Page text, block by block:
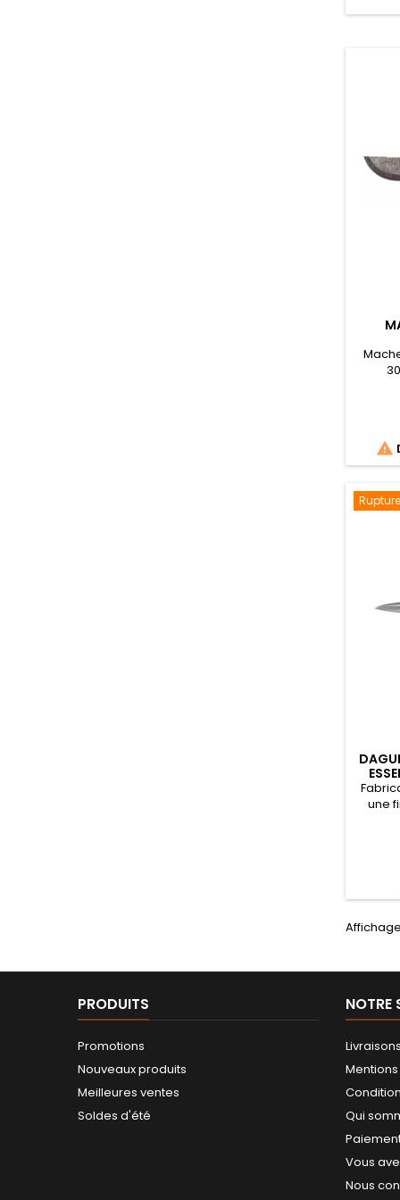
la

une
PRODUITS
Promotions
Nouveaux produits
Meilleures ventes
Soldes d'été
NOTRE
Livraisons
Qui
Vous
Nous